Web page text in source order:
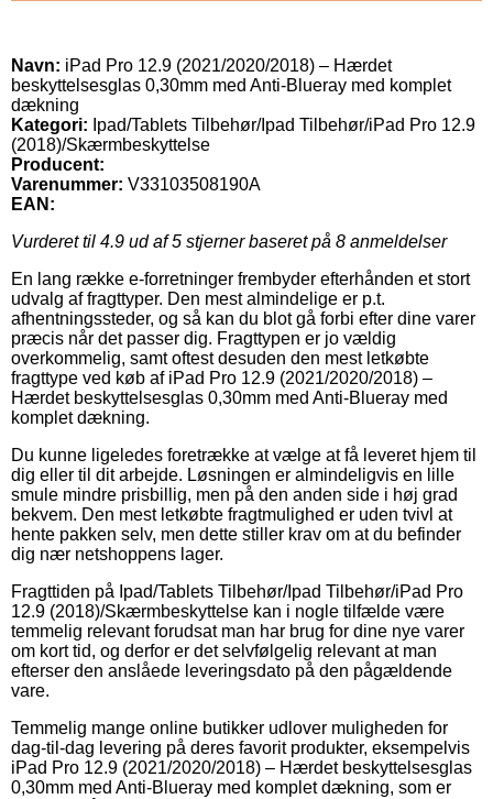
Navn: iPad Pro 12.9 (2021/2020/2018) – Hærdet
beskyttelsesglas 0,30mm med Anti-Blueray med komplet
dækning
Kategori: Ipad/Tablets Tilbehør/Ipad Tilbehør/iPad Pro 12.9
(2018)/Skærmbeskyttelse
Producent:
Varenummer: V33103508190A
EAN:
Vurderet til 4.9 ud af 5 stjerner baseret på 8 anmeldelser
En lang række e-forretninger frembyder efterhånden et stort
udvalg af fragttyper. Den mest almindelige er p.t.
afhentningssteder, og så kan du blot gå forbi efter dine varer
præcis når det passer dig. Fragttypen er jo vældig
overkommelig, samt oftest desuden den mest letkøbte
fragttype ved køb af iPad Pro 12.9 (2021/2020/2018) –
Hærdet beskyttelsesglas 0,30mm med Anti-Blueray med
komplet dækning.
Du kunne ligeledes foretrække at vælge at få leveret hjem til
dig eller til dit arbejde. Løsningen er almindeligvis en lille
smule mindre prisbillig, men på den anden side i høj grad
bekvem. Den mest letkøbte fragtmulighed er uden tvivl at
hente pakken selv, men dette stiller krav om at du befinder
dig nær netshoppens lager.
Fragttiden på Ipad/Tablets Tilbehør/Ipad Tilbehør/iPad Pro
12.9 (2018)/Skærmbeskyttelse kan i nogle tilfælde være
temmelig relevant forudsat man har brug for dine nye varer
om kort tid, og derfor er det selvfølgelig relevant at man
efterser den anslåede leveringsdato på den pågældende
vare.
Temmelig mange online butikker udlover muligheden for
dag-til-dag levering på deres favorit produkter, eksempelvis
iPad Pro 12.9 (2021/2020/2018) – Hærdet beskyttelsesglas
0,30mm med Anti-Blueray med komplet dækning, som er